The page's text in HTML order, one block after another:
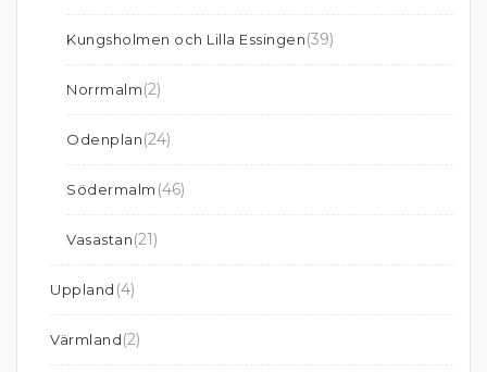
Kungsholmen och Lilla Essingen(39)
Norrmalm(2)
Odenplan(24)
Södermalm (46)
Vasastan(21)
Uppland (4)
Värmland(2)